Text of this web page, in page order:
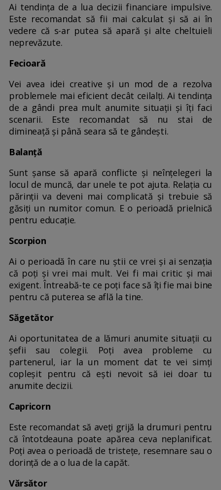
Ai tendința de a lua decizii financiare impulsive.
Este recomandat să fii mai calculat și să ai în
vedere că s-ar putea să apară și alte cheltuieli
neprevăzute.
Fecioară
Vei avea idei creative și un mod de a rezolva
problemele mai eficient decât ceilalți. Ai tendința
de a gândi prea mult anumite situații și îți faci
scenarii. Este recomandat să nu stai de
dimineață și până seara să te gândești.
Balanță
Sunt șanse să apară conflicte și neînțelegeri la
locul de muncă, dar unele te pot ajuta. Relația cu
părinții va deveni mai complicată și trebuie să
găsiți un numitor comun. E o perioadă prielnică
pentru educație.
Scorpion
Ai o perioadă în care nu știi ce vrei și ai senzația
că poți și vrei mai mult. Vei fi mai critic și mai
exigent. Întreabă-te ce poți face să îți fie mai bine
pentru că puterea se află la tine.
Săgetător
Ai oportunitatea de a lămuri anumite situații cu
șefii sau colegii. Poți avea probleme cu
partenerul, iar la un moment dat te vei simți
copleșit pentru că ești nevoit să iei doar tu
anumite decizii.
Capricorn
Este recomandat să aveți grijă la drumuri pentru
că întotdeauna poate apărea ceva neplanificat.
Poți avea o perioadă de tristețe, resemnare sau o
dorință de a o lua de la capăt.
Vărsător